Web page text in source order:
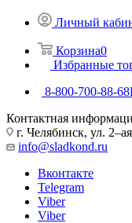
Личный
Корзина0
Избранные
8-800-700-88-68
Контактная
г. Челябинск, ул.
info@sladkond.ru
Вконтакте
Telegram
Viber
Viber